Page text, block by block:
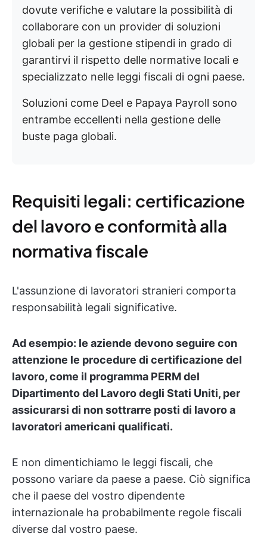
dovute verifiche e valutare la possibilità di
collaborare con un provider di soluzioni
globali per la gestione stipendi in grado di
garantirvi il rispetto delle normative locali e
specializzato nelle leggi fiscali di ogni paese.
Soluzioni come Deel e Papaya Payroll sono
entrambe eccellenti nella gestione delle
buste paga globali.
Requisiti legali: certificazione
del lavoro e conformità alla
normativa fiscale
L'assunzione di lavoratori stranieri comporta
responsabilità legali significative.
Ad esempio: le aziende devono seguire con
attenzione le procedure di certificazione del
lavoro, come il programma PERM del
Dipartimento del Lavoro degli Stati Uniti, per
assicurarsi di non sottrarre posti di lavoro a
lavoratori americani qualificati.
E non dimentichiamo le leggi fiscali, che
possono variare da paese a paese. Ciò significa
che il paese del vostro dipendente
internazionale ha probabilmente regole fiscali
diverse dal vostro paese.